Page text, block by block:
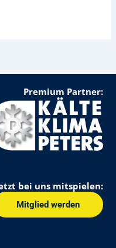
Premium Partner:
bei uns mitspielen:
Mitglied werden